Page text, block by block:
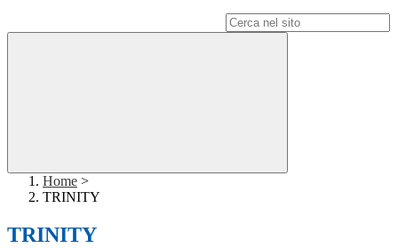
Home >
TRINITY
TRINITY